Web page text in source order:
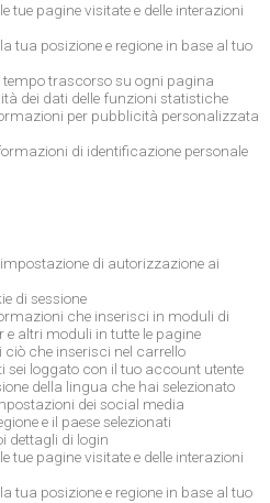
tue pagine visitate e delle interazioni
tua posizione e regione in base al tuo
trascorso su ogni pagina
dei dati delle funzioni statistiche
per pubblicità personalizzata
di identificazione personale
di autorizzazione ai
di sessione
che inserisci in moduli di
altri moduli in tutte le pagine
che inserisci nel carrello
sei loggato con il tuo account utente
della lingua che hai selezionato
dei social media
e il paese selezionati
dettagli di login
tue pagine visitate e delle interazioni
tua posizione e regione in base al tuo